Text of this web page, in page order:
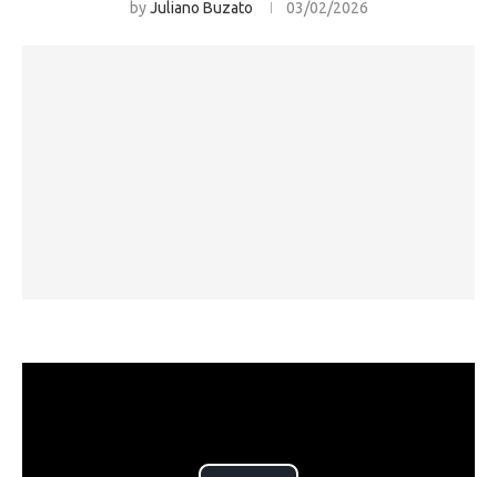
byJuliano Buzato 03/02/2026